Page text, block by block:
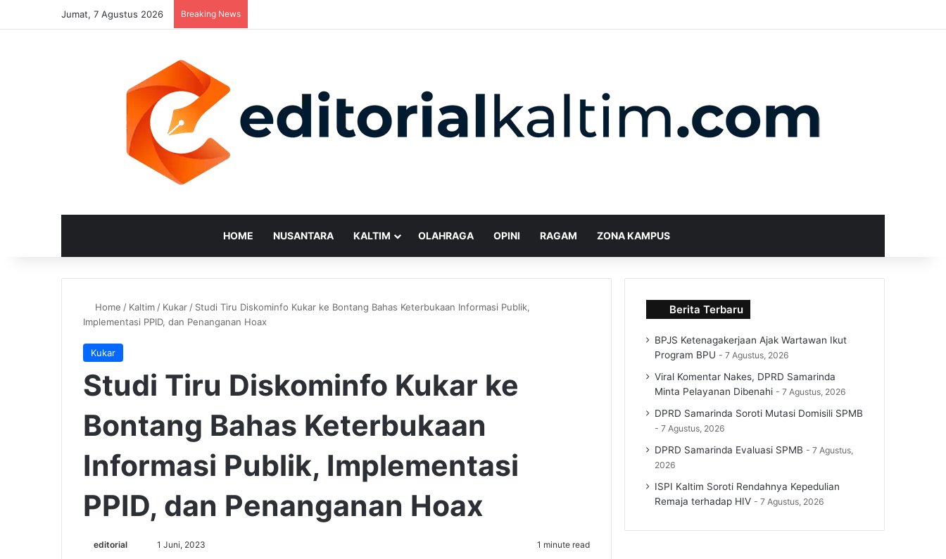
Jumat, 7 Agustus 2026 Breaking News
HOME NUSANTARA KALTIM OLAHRAGA OPINI RAGAM ZONA KAMPUS
Home / Kaltim / Kukar / Studi Tiru Diskominfo Kukar ke Bontang Bahas Keterbukaan Informasi Publik,
Implementasi PPID, dan Penanganan Hoax
Kukar
Studi Tiru Diskominfo Kukar ke
Bontang Bahas Keterbukaan
Informasi Publik, Implementasi
PPID, dan Penanganan Hoax
editorial
Send1 Juni, 2023 1 minute read
Berita Terbaru
BPJS Ketenagakerjaan Ajak Wartawan Ikut
Program BPU
7 Agustus, 2026
Viral Komentar Nakes, DPRD Samarinda
Minta Pelayanan Dibenahi
7 Agustus, 2026
DPRD Samarinda Soroti Mutasi Domisili SPMB
7 Agustus, 2026
DPRD Samarinda Evaluasi SPMB
7 Agustus,
2026
ISPI Kaltim Soroti Rendahnya Kepedulian
Remaja terhadap HIV
7 Agustus, 2026